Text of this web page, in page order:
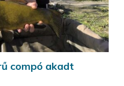
compó akadt